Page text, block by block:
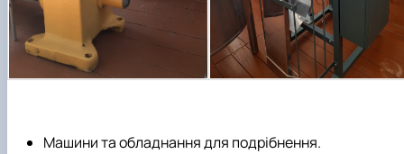
Машини та обладнання для подрібнення.